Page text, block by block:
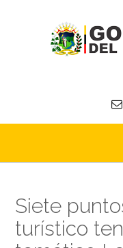
Siete
turístico